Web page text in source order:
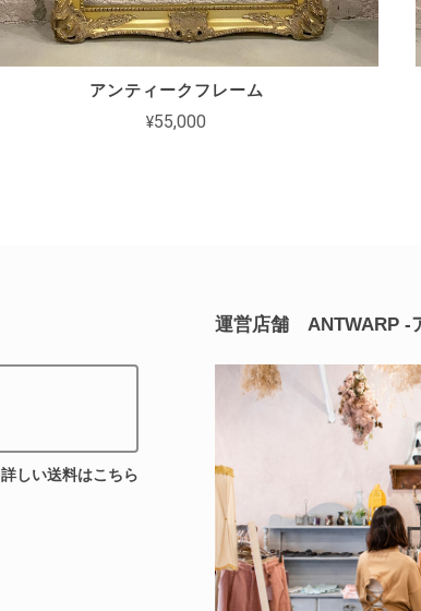
アンティークフレーム
¥55,000
詳しい送料はこちら
運営店舗 ANTWARP -